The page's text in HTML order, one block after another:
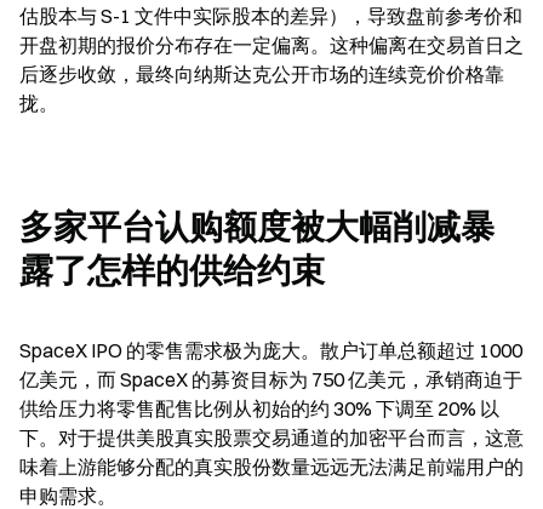
估股本与 S-1 文件中实际股本的差异），导致盘前参考价和
开盘初期的报价分布存在一定偏离。这种偏离在交易首日之
后逐步收敛，最终向纳斯达克公开市场的连续竞价价格靠
拢。
多家平台认购额度被大幅削减暴
露了怎样的供给约束
SpaceX IPO 的零售需求极为庞大。散户订单总额超过 1000
亿美元，而 SpaceX 的募资目标为 750 亿美元，承销商迫于
供给压力将零售配售比例从初始的约 30% 下调至 20% 以
下。对于提供美股真实股票交易通道的加密平台而言，这意
味着上游能够分配的真实股份数量远远无法满足前端用户的
申购需求。